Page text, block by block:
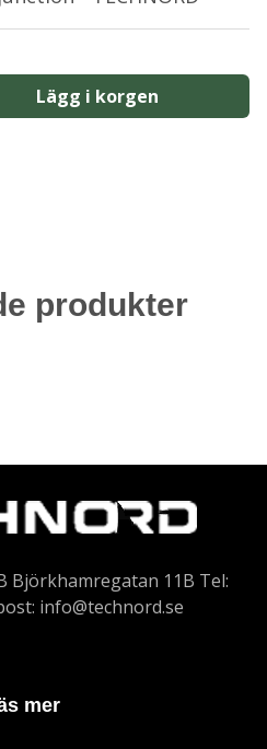
Lägg i korgen
produkter
Björkhamregatan 11B Tel:
info@technord.se
mer